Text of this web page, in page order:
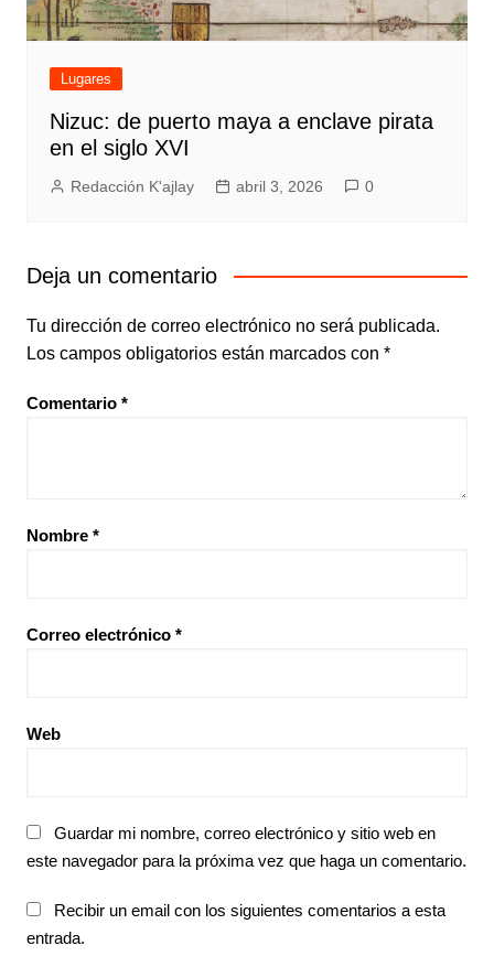
Lugares
Nizuc: de puerto maya a enclave pirata
en el siglo XVI
Redacción K'ajlay abril 3, 2026 0
Deja un comentario
Tu dirección de correo electrónico no será publicada.
Los campos obligatorios están marcados con *
Comentario *
Nombre *
Correo electrónico *
Web
Guardar mi nombre, correo electrónico y sitio web en
este navegador para la próxima vez que haga un comentario.
Recibir un email con los siguientes comentarios a esta
entrada.